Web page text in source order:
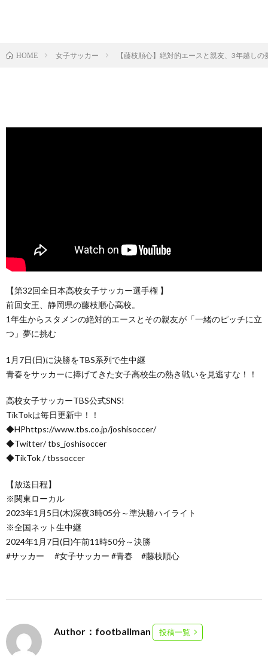
HOME 女子サッカー 【藤枝順心】絶対的エースと親友、3年越し
【第32回全日本高校女子サッカー選手権 】
前回女王、静岡県の藤枝順心高校。
1年生からスタメンの絶対的エースとその親友が「一緒のピッチに立
つ」夢に挑む
1月7日(日)に決勝をTBS系列で生中継
青春をサッカーに捧げてきた女子高校生の熱き戦いを見逃すな！！
高校女子サッカーTBS公式SNS!
TikTokは毎日更新中！！
◆HPhttps://www.tbs.co.jp/joshisoccer/
◆Twitter/ tbs_joshisoccer
◆TikTok / tbssoccer
【放送日程】
※関東ローカル
2023年1月5日(木)深夜3時05分～準決勝ハイライト
※全国ネット生中継
2024年1月7日(日)午前11時50分～決勝
#サッカー #女子サッカー #青春 #藤枝順心
Author：footballman 投稿一覧